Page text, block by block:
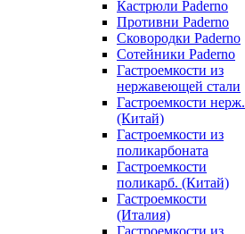
Кастрюли Paderno
Противни Paderno
Сковородки Paderno
Сотейники Paderno
Гастроемкости из
нержавеющей стали
Гастроемкости нерж.
(Китай)
Гастроемкости из
поликарбоната
Гастроемкости
поликарб. (Китай)
Гастроемкости
(Италия)
Гастроемкости из